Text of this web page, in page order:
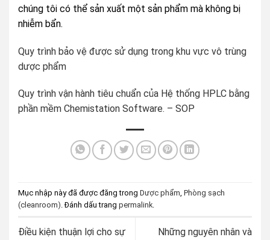
chúng tôi có thể sản xuất một sản phẩm mà không bị
nhiễm bẩn.
Quy trình bảo vệ được sử dụng trong khu vực vô trùng
dược phẩm
Quy trình vận hành tiêu chuẩn của Hệ thống HPLC bằng
phần mềm Chemistation Software. – SOP
Mục nhập này đã được đăng trong Dược phẩm Phòng sạch
(cleanroom) . Đánh dấu trang permalink
Điều kiện thuận lợi cho sự
Những nguyên nhân và